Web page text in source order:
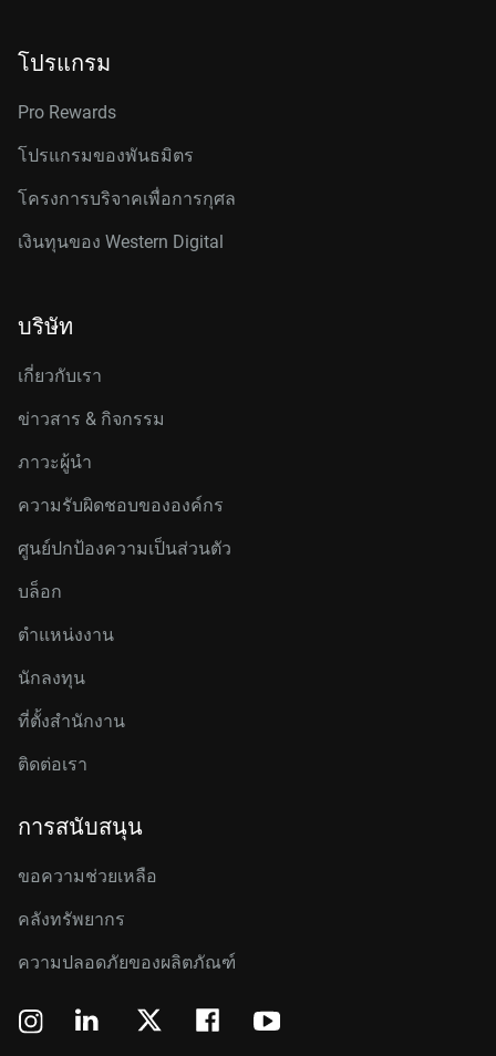
โปรแกรม
Pro Rewards
โปรแกรมของพันธมิตร
โครงการบริจาคเพื่อการกุศล
เงินทุนของ Western Digital
บริษัท
เกี่ยวกับเรา
ข่าวสาร & กิจกรรม
ภาวะผู้นำ
ความรับผิดชอบขององค์กร
ศูนย์ปกป้องความเป็นส่วนตัว
บล็อก
ตำแหน่งงาน
นักลงทุน
ที่ตั้งสำนักงาน
ติดต่อเรา
การสนับสนุน
ขอความช่วยเหลือ
คลังทรัพยากร
ความปลอดภัยของผลิตภัณฑ์